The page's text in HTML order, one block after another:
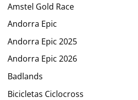
Amstel Gold Race
Andorra Epic
Andorra Epic 2025
Andorra Epic 2026
Badlands
Bicicletas Ciclocross